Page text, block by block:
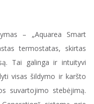
– „Aquarea Smart
termostatas, skirtas
Tai galinga ir intuityvi
visas šildymo ir karšto
suvartojimo stebėjimą.